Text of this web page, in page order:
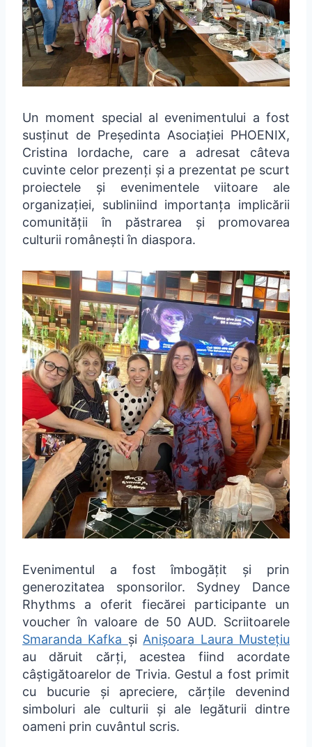
Un moment special al evenimentului a fost
susținut de Președinta Asociației PHOENIX,
Cristina Iordache, care a adresat câteva
cuvinte celor prezenți și a prezentat pe scurt
proiectele și evenimentele viitoare ale
organizației, subliniind importanța implicării
comunității în păstrarea și promovarea
culturii românești în diaspora.
Evenimentul a fost îmbogățit și prin
generozitatea sponsorilor. Sydney Dance
Rhythms a oferit fiecărei participante un
voucher în valoare de 50 AUD. Scriitoarele
Smaranda Kafka și Anișoara Laura Mustețiu
au dăruit cărți, acestea fiind acordate
câștigătoarelor de Trivia. Gestul a fost primit
cu bucurie și apreciere, cărțile devenind
simboluri ale culturii și ale legăturii dintre
oameni prin cuvântul scris.